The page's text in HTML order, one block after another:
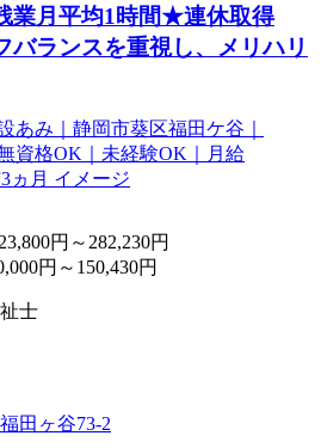
業月平均1時間★連休取得
ランスを重視し、メリハリ
円～282,230円
円～150,430円
士
田ヶ谷73-2